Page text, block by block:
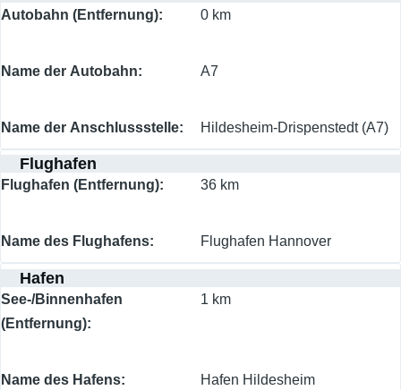
Autobahn (Entfernung) 0 km
Name der Autobahn A7
Name der Anschlussstelle Hildesheim-Drispenstedt (A7)
Flughafen
Flughafen (Entfernung) 36 km
Name des Flughafens Flughafen Hannover
Hafen
See-/Binnenhafen
(Entfernung)
1 km
Name des Hafens Hafen Hildesheim